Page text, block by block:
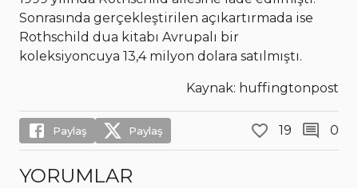
Sonrasında gerçekleştirilen açıkartırmada ise
Rothschild dua kitabı Avrupalı bir
koleksiyoncuya 13,4 milyon dolara satılmıştı.
Kaynak: huffingtonpost
Paylaş Paylaş 19 0
YORUMLAR